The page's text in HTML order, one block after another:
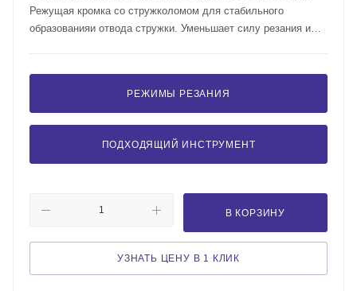
Режущая кромка со стружколомом для стабильного
образованияи отвода стружки. Уменьшает силу резания и
РЕЖИМЫ РЕЗАНИЯ
ПОДХОДЯЩИЙ ИНСТРУМЕНТ
В КОРЗИНУ
УЗНАТЬ ЦЕНУ В 1 КЛИК